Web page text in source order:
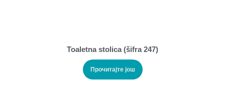
Toaletna stolica (šifra 247)
Прочитајте још